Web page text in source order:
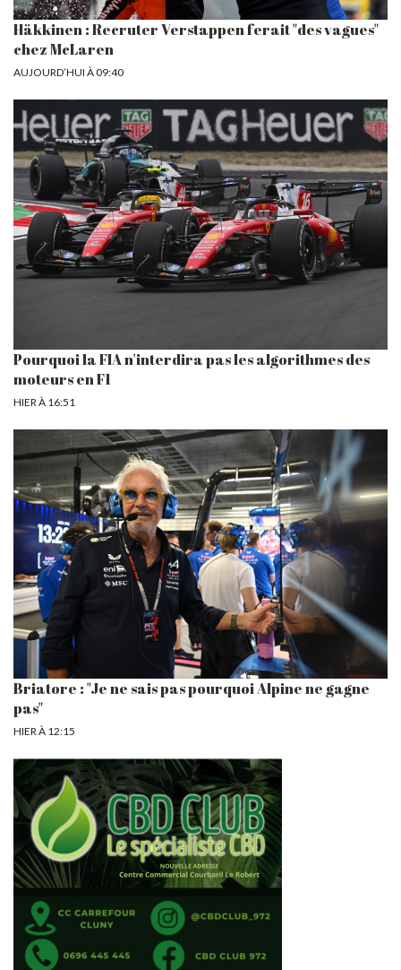
Häkkinen : Recruter Verstappen ferait "des vagues"
chez McLaren
AUJOURD’HUI À 09:40
Pourquoi la FIA n'interdira pas les algorithmes des
moteurs en F1
HIER À 16:51
Briatore : "Je ne sais pas pourquoi Alpine ne gagne
pas"
HIER À 12:15